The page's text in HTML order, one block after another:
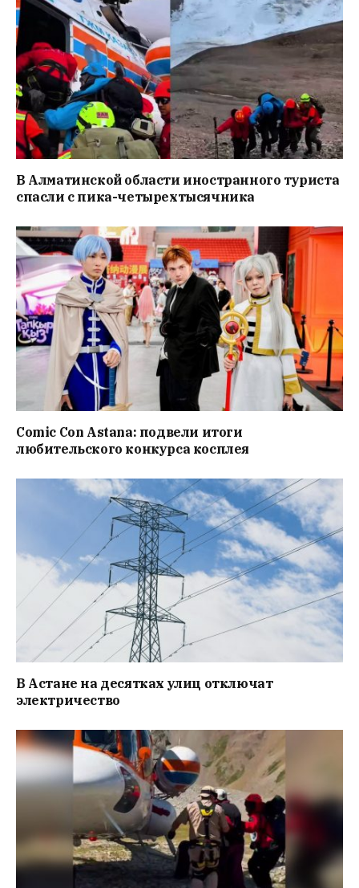
В Алматинской области иностранного туриста
спасли с пика-четырехтысячника
Comic Con Astana: подвели итоги
любительского конкурса косплея
В Астане на десятках улиц отключат
электричество